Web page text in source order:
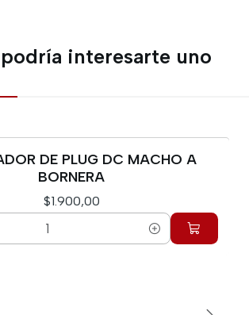
interesarte uno
DE PLUG DC MACHO A
BORNERA
$1.900,00